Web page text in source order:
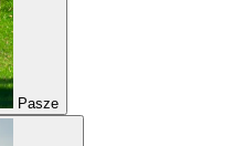
Pasze